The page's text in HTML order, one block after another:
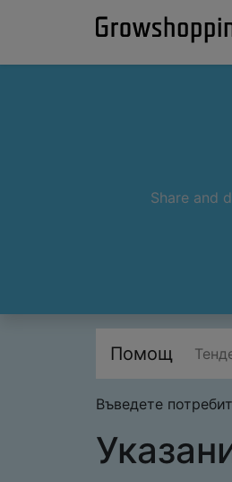
Share and
Помощ
Въведете